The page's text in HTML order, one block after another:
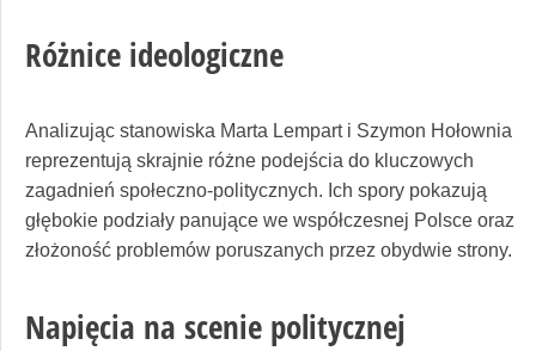
Różnice ideologiczne
Analizując stanowiska Marta Lempart i Szymon Hołownia
reprezentują skrajnie różne podejścia do kluczowych
zagadnień społeczno-politycznych. Ich spory pokazują
głębokie podziały panujące we współczesnej Polsce oraz
złożoność problemów poruszanych przez obydwie strony.
Napięcia na scenie politycznej